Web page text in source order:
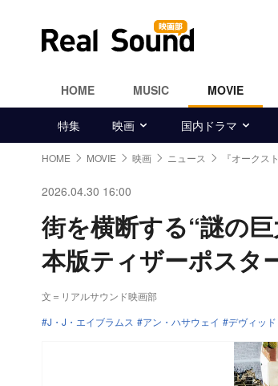
HOME MUSIC MOVIE
特集 映画 国内ドラマ
HOME MOVIE 映画 ニュース 『オークス
2026.04.30 16:00
街を横断する“謎の
本版ティザーポスタ
文＝リアルサウンド映画部
J・J・エイブラムス
アン・ハサウェイ デヴィッ